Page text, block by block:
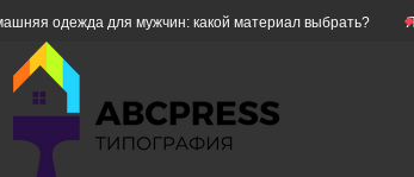
для мужчин: какой материал выбрать? Як